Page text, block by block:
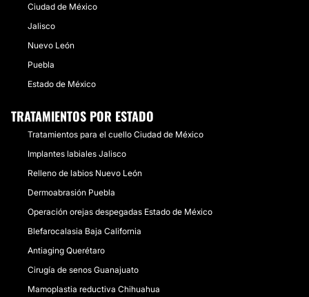
Ciudad de México
Jalisco
Nuevo León
Puebla
Estado de México
TRATAMIENTOS POR ESTADO
Tratamientos para el cuello Ciudad de México
Implantes labiales Jalisco
Relleno de labios Nuevo León
Dermoabrasión Puebla
Operación orejas despegadas Estado de México
Blefarocalasia Baja California
Antiaging Querétaro
Cirugía de senos Guanajuato
Mamoplastia reductiva Chihuahua